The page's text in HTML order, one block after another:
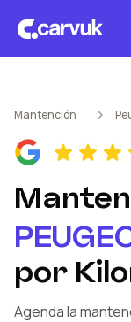
Mantención
Revisión técnica
Mantención
por
Agenda la